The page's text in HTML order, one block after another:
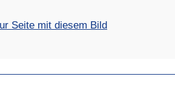
Seite mit diesem Bild